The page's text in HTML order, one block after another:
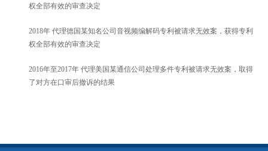
权全部有效的审查决定
2018年 代理德国某知名公司音视频编解码专利被请求无效案，获得专利
权全部有效的审查决定
2016年至2017年 代理美国某通信公司处理多件专利被请求无效案，取得
了对方在口审后撤诉的结果